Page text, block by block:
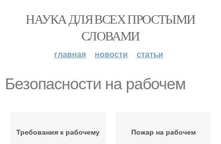
НАУКА ДЛЯ ВСЕХ ПРОСТЫМИ
СЛОВАМИ
главная новости статьи
Безопасности на рабочем
Требования к рабочему Пожар на рабочем